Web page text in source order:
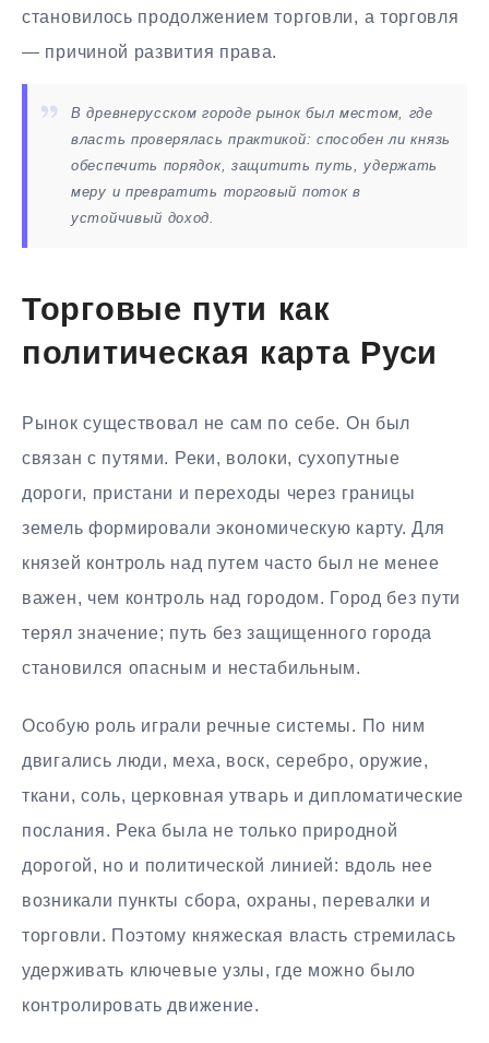
становилось продолжением торговли, а торговля
— причиной развития права.
В древнерусском городе рынок был местом, где
власть проверялась практикой: способен ли князь
обеспечить порядок, защитить путь, удержать
меру и превратить торговый поток в
устойчивый доход.
Торговые пути как
политическая карта Руси
Рынок существовал не сам по себе. Он был
связан с путями. Реки, волоки, сухопутные
дороги, пристани и переходы через границы
земель формировали экономическую карту. Для
князей контроль над путем часто был не менее
важен, чем контроль над городом. Город без пути
терял значение; путь без защищенного города
становился опасным и нестабильным.
Особую роль играли речные системы. По ним
двигались люди, меха, воск, серебро, оружие,
ткани, соль, церковная утварь и дипломатические
послания. Река была не только природной
дорогой, но и политической линией: вдоль нее
возникали пункты сбора, охраны, перевалки и
торговли. Поэтому княжеская власть стремилась
удерживать ключевые узлы, где можно было
контролировать движение.